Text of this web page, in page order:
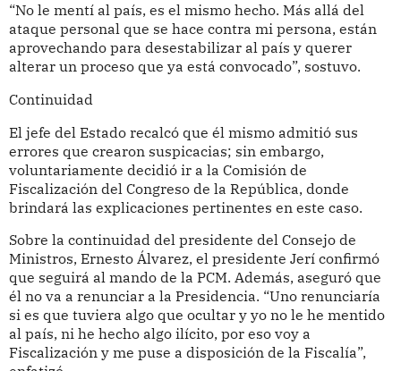
“No le mentí al país, es el mismo hecho. Más allá del
ataque personal que se hace contra mi persona, están
aprovechando para desestabilizar al país y querer
alterar un proceso que ya está convocado”, sostuvo.
Continuidad
El jefe del Estado recalcó que él mismo admitió sus
errores que crearon suspicacias; sin embargo,
voluntariamente decidió ir a la Comisión de
Fiscalización del Congreso de la República, donde
brindará las explicaciones pertinentes en este caso.
Sobre la continuidad del presidente del Consejo de
Ministros, Ernesto Álvarez, el presidente Jerí confirmó
que seguirá al mando de la PCM. Además, aseguró que
él no va a renunciar a la Presidencia. “Uno renunciaría
si es que tuviera algo que ocultar y yo no le he mentido
al país, ni he hecho algo ilícito, por eso voy a
Fiscalización y me puse a disposición de la Fiscalía”,